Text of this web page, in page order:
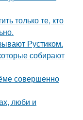
только те, кто
Рустиком.
собирают
совершенно
люби и